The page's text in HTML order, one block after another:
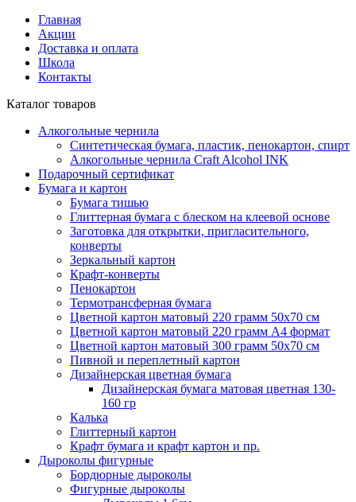
Главная
Акции
Доставка и оплата
Школа
Контакты
Каталог товаров
Алкогольные чернила
Синтетическая бумага, пластик, пенокартон, спирт
Алкогольные чернила Craft Alcohol INK
Подарочный сертификат
Бумага и картон
Бумага тишью
Глиттерная бумага с блеском на клеевой основе
Заготовка для открытки, пригласительного,
конверты
Зеркальный картон
Крафт-конверты
Пенокартон
Термотрансферная бумага
Цветной картон матовый 220 грамм 50х70 см
Цветной картон матовый 220 грамм A4 формат
Цветной картон матовый 300 грамм 50х70 см
Пивной и переплетный картон
Дизайнерская цветная бумага
Дизайнерская бумага матовая цветная 130-
160 гр
Калька
Глиттерный картон
Крафт бумага и крафт картон и пр.
Дыроколы фигурные
Бордюрные дыроколы
Фигурные дыроколы